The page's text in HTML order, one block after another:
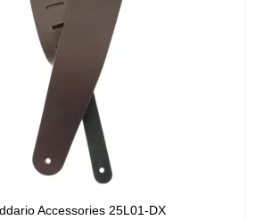
Accessories 25L01-DX